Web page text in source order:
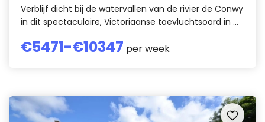
Verblijf dicht bij de watervallen van de rivier de Conwy
in dit spectaculaire, Victoriaanse toevluchtsoord in ...
€5471-€10347 per week